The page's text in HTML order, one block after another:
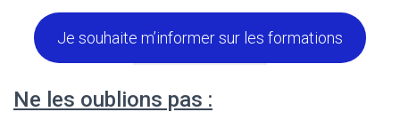
Je souhaite m’informer sur les formations
Ne les oublions pas :